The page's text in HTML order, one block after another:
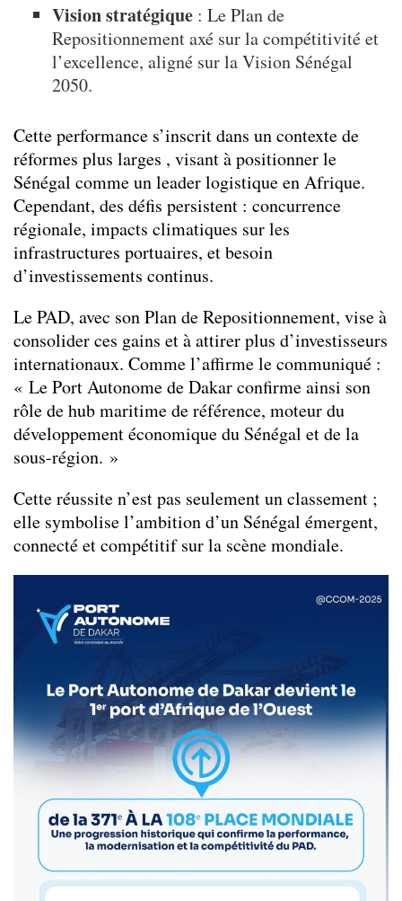
Vision stratégique: Le Plan de
Repositionnement axé sur la compétitivité et
l’excellence, aligné sur la Vision Sénégal
2050.
Cette performance s’inscrit dans un contexte de
réformes plus larges , visant à positionner le
Sénégal comme un leader logistique en Afrique.
Cependant, des défis persistent : concurrence
régionale, impacts climatiques sur les
infrastructures portuaires, et besoin
d’investissements continus.
Le PAD, avec son Plan de Repositionnement, vise à
consolider ces gains et à attirer plus d’investisseurs
internationaux. Comme l’affirme le communiqué :
« Le Port Autonome de Dakar confirme ainsi son
rôle de hub maritime de référence, moteur du
développement économique du Sénégal et de la
sous-région. »
Cette réussite n’est pas seulement un classement ;
elle symbolise l’ambition d’un Sénégal émergent,
connecté et compétitif sur la scène mondiale.